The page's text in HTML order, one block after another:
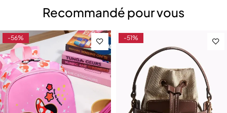
Recommandé pour vous
-56% -51%